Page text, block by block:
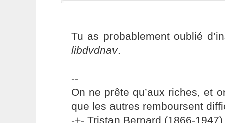
Tu as probablement oublié
libdvdnav.
--
On ne prête qu’aux riches, et
que les autres remboursent
-+- Tristan Bernard (1866-1947)